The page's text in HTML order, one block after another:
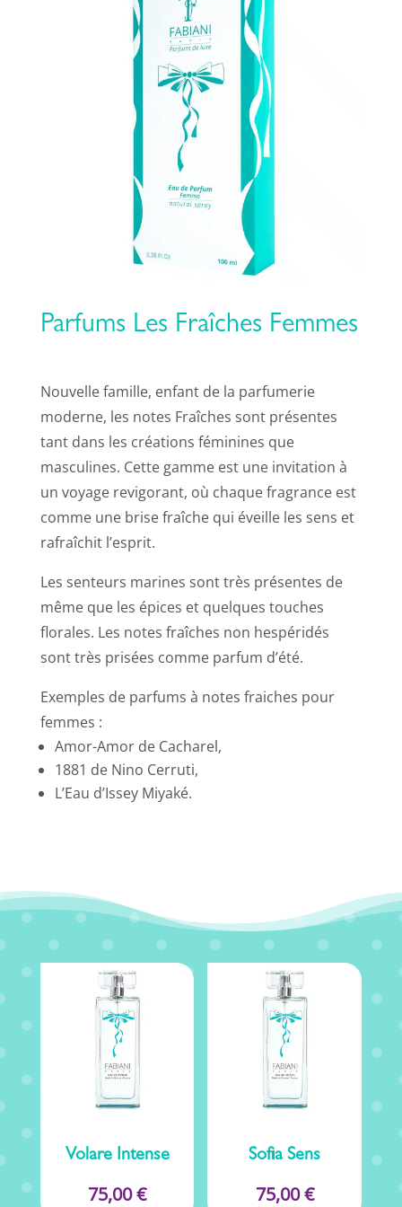
Parfums Les Fraîches Femmes
Nouvelle famille, enfant de la parfumerie
moderne, les notes Fraîches sont présentes
tant dans les créations féminines que
masculines. Cette gamme est une invitation à
un voyage revigorant, où chaque fragrance est
comme une brise fraîche qui éveille les sens et
rafraîchit l’esprit.
Les senteurs marines sont très présentes de
même que les épices et quelques touches
florales. Les notes fraîches non hespéridés
sont très prisées comme parfum d’été.
Exemples de parfums à notes fraiches pour
femmes :
Amor-Amor de Cacharel,
1881 de Nino Cerruti,
L’Eau d’Issey Miyaké.
Volare Intense
75,00€
Sofia Sens
75,00€